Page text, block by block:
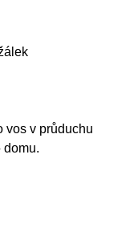
vos v průduchu
domu.